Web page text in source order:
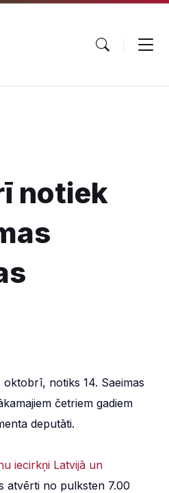
notiek
oktobrī, notiks 14. Saeimas
četriem gadiem
deputāti.
iecirkņi Latvijā un
atvērti no pulksten 7.00